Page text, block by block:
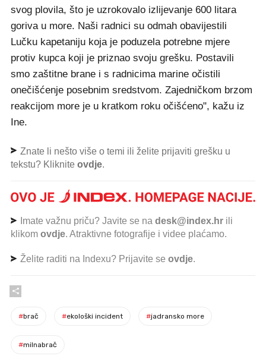
svog plovila, što je uzrokovalo izlijevanje 600 litara
goriva u more. Naši radnici su odmah obavijestili
Lučku kapetaniju koja je poduzela potrebne mjere
protiv kupca koji je priznao svoju grešku. Postavili
smo zaštitne brane i s radnicima marine očistili
onečišćenje posebnim sredstvom. Zajedničkom brzom
reakcijom more je u kratkom roku očišćeno", kažu iz
Ine.
Znate li nešto više o temi ili želite prijaviti grešku u
tekstu? Kliknite ovdje.
Imate važnu priču? Javite se na desk@index.hr ili
klikom ovdje. Atraktivne fotografije i videe plaćamo.
Želite raditi na Indexu? Prijavite se ovdje.
#brač #ekološki incident #jadransko more
#milnabrač